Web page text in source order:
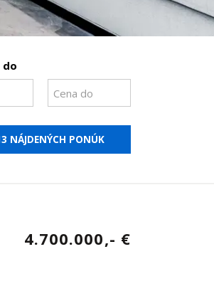
do
NÁJDENÝCH PONÚK
4.700.000,- €